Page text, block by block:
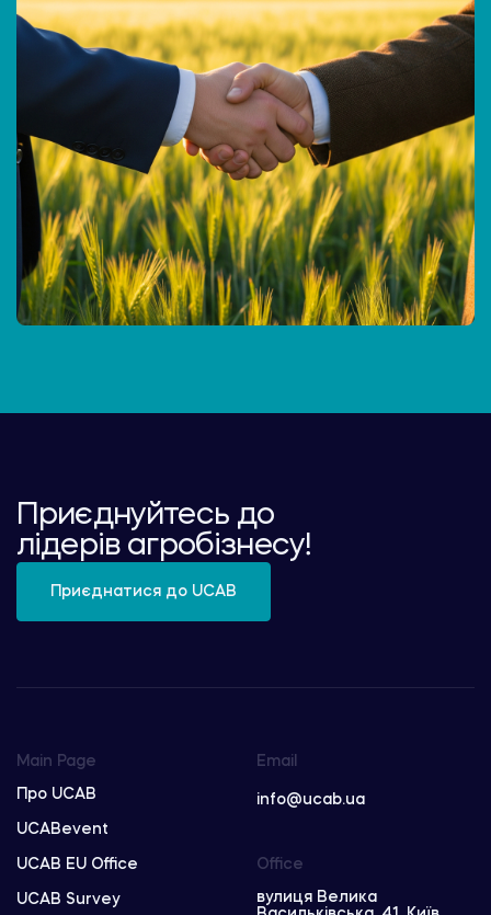
Приєднуйтесь до
лідерів агробізнесу!
Приєднатися до UCAB
Main Page
Про UCAB
UCABevent
UCAB EU Office
UCAB Survey
Email
info@ucab.ua
Office
вулиця Велика